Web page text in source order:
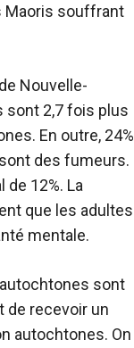
Maoris souffrant
Nouvelle-
sont 2,7 fois plus
En outre, 24%
des fumeurs.
12%. La
que les adultes
mentale.
sont
recevoir un
autochtones. On